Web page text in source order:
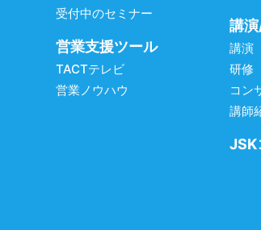
受付中のセミナー
営業支援ツール
TACTテレビ
営業ノウハウ
講
講演
研修
コン
講師
JSK